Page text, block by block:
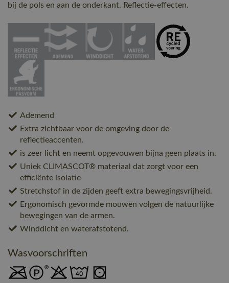
bij de pols en aan de onderkant. Reflectie-effecten.
Ademend
Extra zichtbaar voor de omgeving door de
reflectieaccenten.
is zeer licht en neemt opgevouwen bijna geen plaats in.
Uniek CLIMASCOT® materiaal dat zorgt voor een
efficiënte isolatie
Stretchstof in de zijden geeft extra bewegingsvrijheid.
Ergonomisch gevormde mouwen volgen de natuurlijke
bewegingen van de armen.
Winddicht en waterafstotend.
Wasvoorschriften